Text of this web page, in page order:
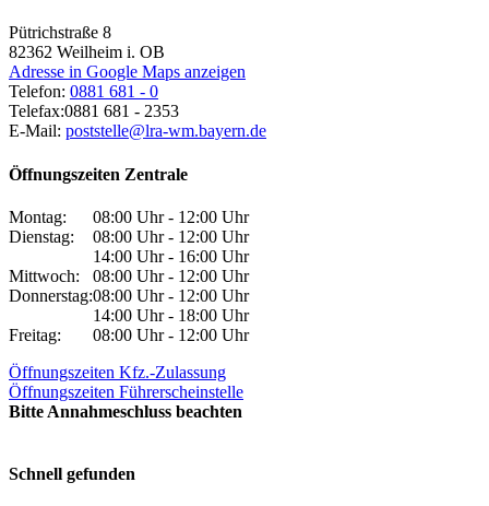
Pütrichstraße 8
82362 Weilheim i. OB
Adresse in Google Maps anzeigen
Telefon: 0881 681 - 0
Telefax:0881 681 - 2353
E-Mail: poststelle@lra-wm.bayern.de
Öffnungszeiten Zentrale
Montag:
08:00 Uhr - 12:00 Uhr
Dienstag:
08:00 Uhr - 12:00 Uhr
14:00 Uhr - 16:00 Uhr
Mittwoch:
08:00 Uhr - 12:00 Uhr
Donnerstag:08:00 Uhr - 12:00 Uhr
14:00 Uhr - 18:00 Uhr
Freitag:
08:00 Uhr - 12:00 Uhr
Öffnungszeiten Kfz.-Zulassung
Öffnungszeiten Führerscheinstelle
Bitte Annahmeschluss beachten
Schnell gefunden